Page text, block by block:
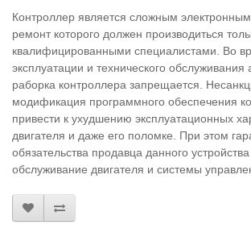
Контроллер является сложным
ремонт которого должен производиться
квалифицированными специалистами. Во
эксплуатации и технического обслуживания
раборка контроллера запрещается.
модификация программного обеспечения
привести к ухудшению эксплуатационных
двигателя и даже его поломке. При этом
обязательства продавца данного
обслуживание двигателя и системы